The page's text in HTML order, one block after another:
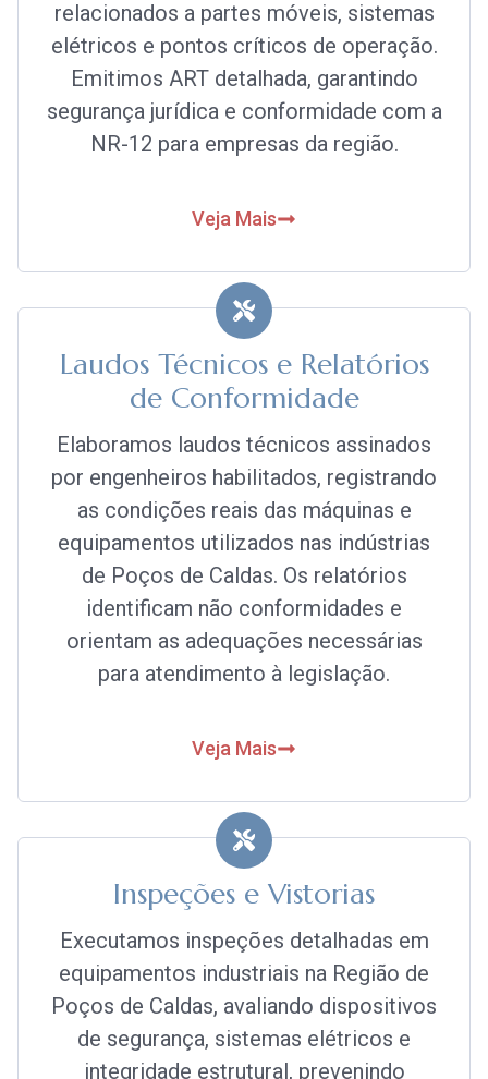
relacionados a partes móveis, sistemas
elétricos e pontos críticos de operação.
Emitimos ART detalhada, garantindo
segurança jurídica e conformidade com a
NR-12 para empresas da região.
Veja Mais
Laudos Técnicos e Relatórios
de Conformidade
Elaboramos laudos técnicos assinados
por engenheiros habilitados, registrando
as condições reais das máquinas e
equipamentos utilizados nas indústrias
de Poços de Caldas. Os relatórios
identificam não conformidades e
orientam as adequações necessárias
para atendimento à legislação.
Veja Mais
Inspeções e Vistorias
Executamos inspeções detalhadas em
equipamentos industriais na Região de
Poços de Caldas, avaliando dispositivos
de segurança, sistemas elétricos e
integridade estrutural, prevenindo